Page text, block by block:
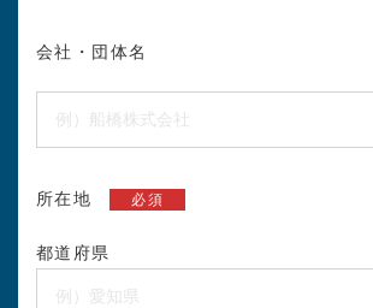
会社・団体名
所在地 必須
都道府県